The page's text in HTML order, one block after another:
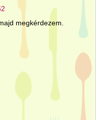
megkérdezem.